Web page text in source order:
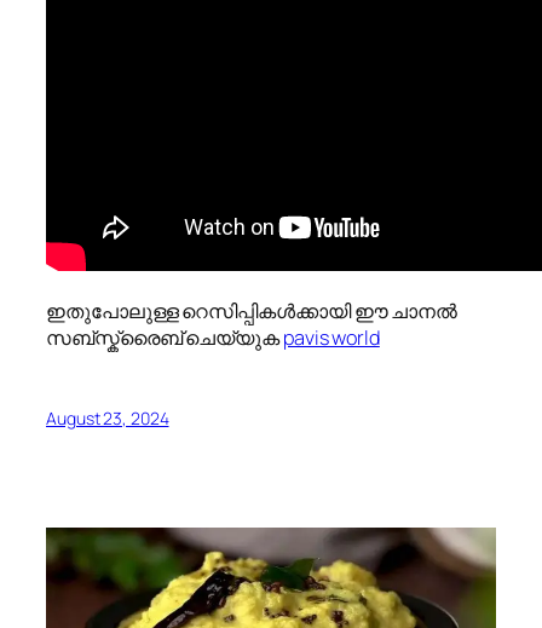
ഇതുപോലുള്ള റെസിപ്പികൾക്കായി ഈ ചാനൽ
സബ്സ്ക്രൈബ് ചെയ്യുകpavis world
August 23, 2024